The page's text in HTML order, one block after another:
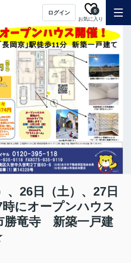
ログイン
お気に入り
0
26日（土）、27日
時にオープンハウス
勝竜寺 新築一戸建